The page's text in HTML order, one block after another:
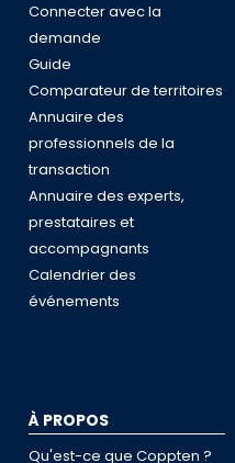
Connecter avec la
demande
Guide
Comparateur de territoires
Annuaire des
professionnels de la
transaction
Annuaire des experts,
prestataires et
accompagnants
Calendrier des
événements
À PROPOS
Qu'est-ce que Coppten ?